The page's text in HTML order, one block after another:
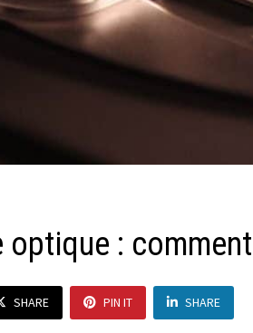
optique :
SHARE PIN IT SHARE